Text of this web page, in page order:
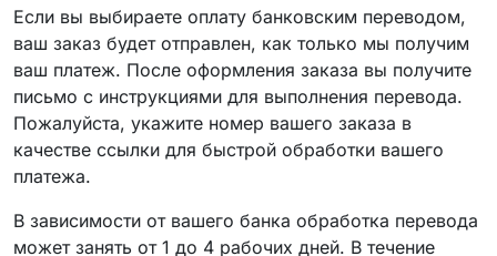
Если вы выбираете оплату банковским переводом,
ваш заказ будет отправлен, как только мы получим
ваш платеж. После оформления заказа вы получите
письмо с инструкциями для выполнения перевода.
Пожалуйста, укажите номер вашего заказа в
качестве ссылки для быстрой обработки вашего
платежа.
В зависимости от вашего банка обработка перевода
может занять от 1 до 4 рабочих дней. В течение